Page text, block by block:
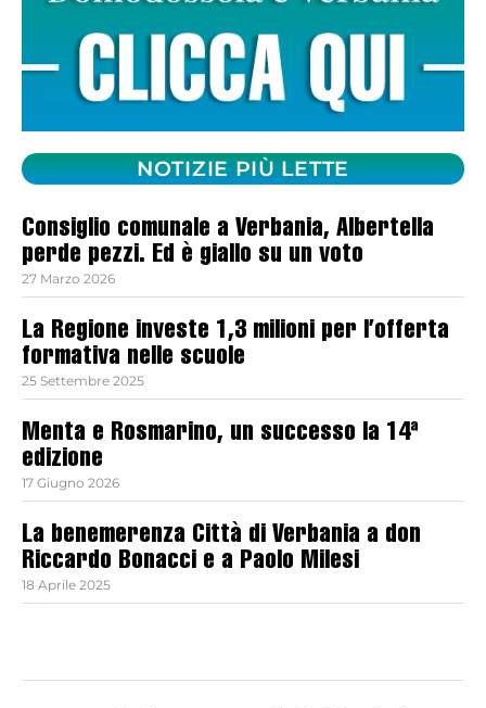
NOTIZIE PIÙ LETTE
Consiglio comunale a Verbania, Albertella
perde pezzi. Ed è giallo su un voto
27 Marzo 2026
La Regione investe 1,3 milioni per l’offerta
formativa nelle scuole
25 Settembre 2025
Menta e Rosmarino, un successo la 14ª
edizione
17 Giugno 2026
La benemerenza Città di Verbania a don
Riccardo Bonacci e a Paolo Milesi
18 Aprile 2025